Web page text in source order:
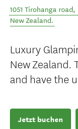
1051 Tirohanga road,
New Zealand.
Luxury
New Zealand.
and have the
Jetzt buchen